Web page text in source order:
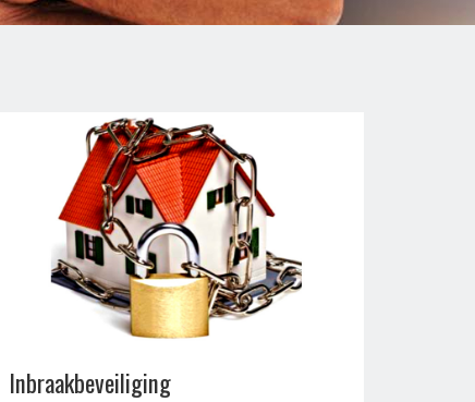
Inbraakbeveiliging